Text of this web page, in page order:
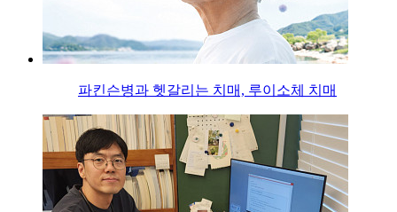
파킨슨병과 헷갈리는 치매, 루이소체 치매